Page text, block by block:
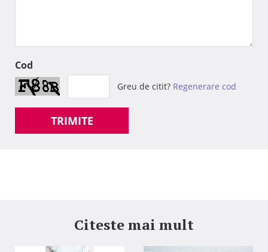
Cod
Greu de citit? Regenerare cod
TRIMITE
Citeste mai mult